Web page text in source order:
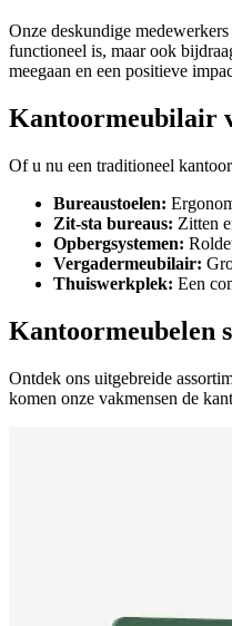
Onze deskundige
functioneel is, maar ook
meegaan en een positieve
Kantoormeubilair
Of u nu een traditioneel
Bureaustoelen:
Zit-sta bureaus: Zitten
Opbergsystemen:
Vergadermeubilair:
Thuiswerkplek: Een
Kantoormeubelen
Ontdek ons uitgebreide
komen onze vakmensen de